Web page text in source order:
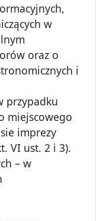
w
oraz o
i
przypadku
miejscowego
imprezy
VI ust. 2 i 3).
– w